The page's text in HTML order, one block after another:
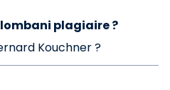
plagiaire ?
Kouchner ?